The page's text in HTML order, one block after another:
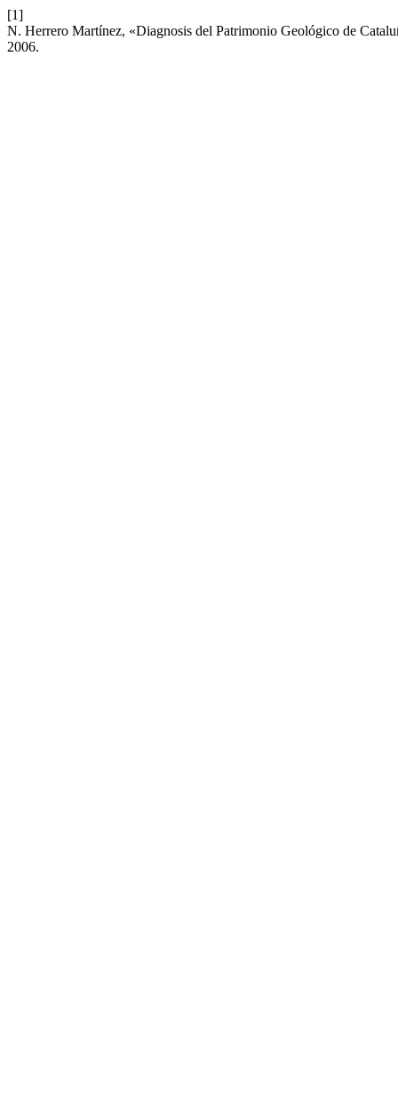
[1]
N. Herrero Martínez, «Diagnosis del Patrimonio Geológico de
2006.